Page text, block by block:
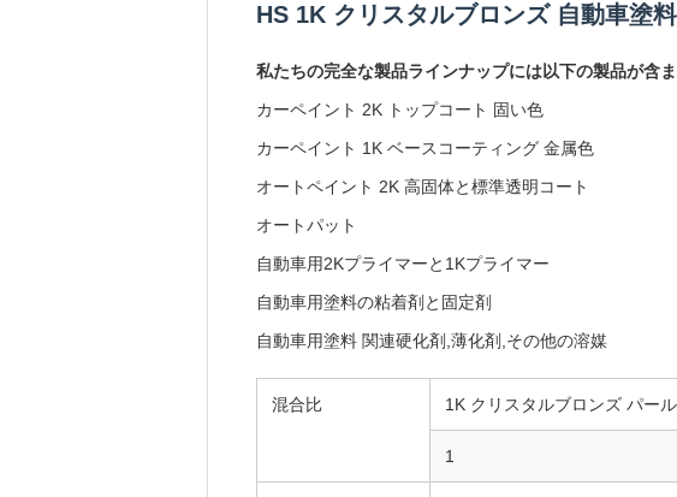
HS 1K クリスタルブロンズ 自動車塗
私たちの完全な製品ラインナップには以下の製品が含
カーペイント 2K トップコート 固い色
カーペイント 1K ベースコーティング 金属色
オートペイント 2K 高固体と標準透明コート
オートパット
自動車用2Kプライマーと1Kプライマー
自動車用塗料の粘着剤と固定剤
自動車用塗料 関連硬化剤,薄化剤,その他の溶媒
混合比 1K クリスタルブロンズ パー
1